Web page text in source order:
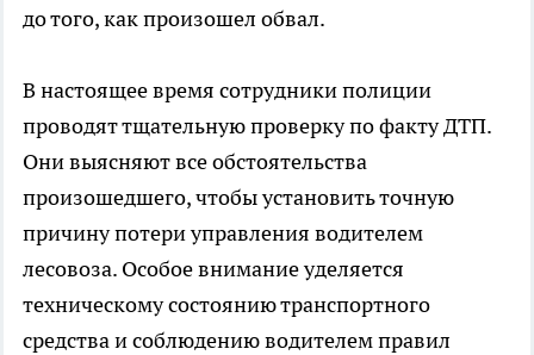
до того, как произошел обвал.
В настоящее время сотрудники полиции
проводят тщательную проверку по факту ДТП.
Они выясняют все обстоятельства
произошедшего, чтобы установить точную
причину потери управления водителем
лесовоза. Особое внимание уделяется
техническому состоянию транспортного
средства и соблюдению водителем правил